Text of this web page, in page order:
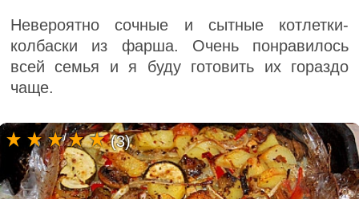
Невероятно сочные и сытные котлетки-
колбаски из фарша. Очень понравилось
всей семья и я буду готовить их гораздо
чаще.
(3)